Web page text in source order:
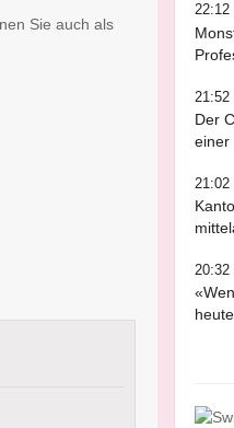
Sie auch als
22:12
21:52
Der
einer
21:02
20:32